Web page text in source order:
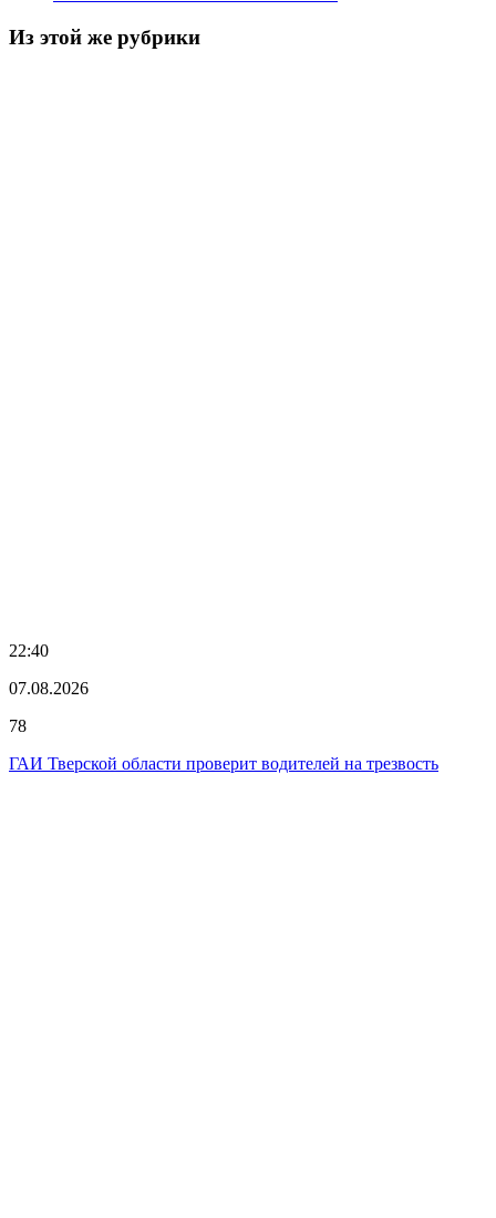
Из этой же рубрики
22:40
07.08.2026
78
ГАИ Тверской области проверит водителей на трезвость